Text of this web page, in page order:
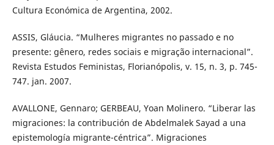
Cultura Económica de Argentina, 2002.
ASSIS, Gláucia. “Mulheres migrantes no passado e no
presente: gênero, redes sociais e migração internacional”.
Revista Estudos Feministas, Florianópolis, v. 15, n. 3, p. 745-
747. jan. 2007.
AVALLONE, Gennaro; GERBEAU, Yoan Molinero. “Liberar las
migraciones: la contribución de Abdelmalek Sayad a una
epistemología migrante-céntrica”. Migraciones